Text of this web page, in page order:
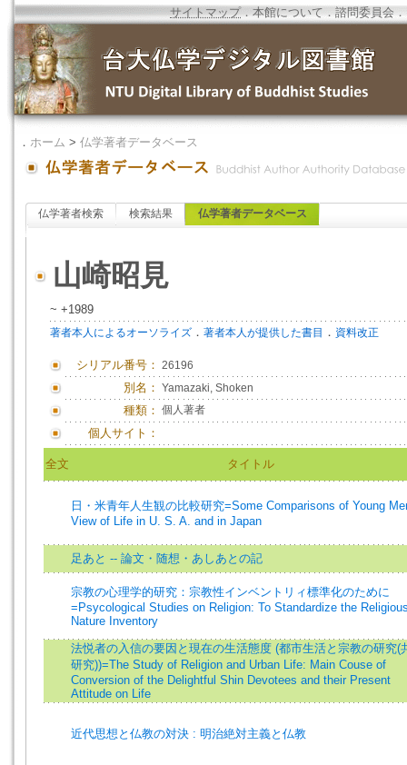
サイトマップ．本館について ．諮問委員会 ．
． ホーム > 仏学著者データベース
仏学著者検索 検索結果 仏学著者データベース
山崎昭見
~ +1989
著者本人によるオーソライズ ． 著者本人が提供した書目 ． 資料改正
シリアル番号： 26196
別名： Yamazaki, Shoken
種類： 個人著者
個人サイト：
全文 タイトル
日・米青年人生観の比較研究=Some Comparisons of Young
View of Life in U. S. A. and in Japan
足あと -- 論文・随想・あしあとの記
宗教の心理学的研究：宗教性インベントリィ標準化のために
=Psycological Studies on Religion: To Standardize the
Nature Inventory
法悦者の入信の要因と現在の生活態度 (都市生活と宗教の研究(
研究))=The Study of Religion and Urban Life: Main Couse of
Conversion of the Delightful Shin Devotees and their Present
Attitude on Life
近代思想と仏教の対決 : 明治絶対主義と仏教